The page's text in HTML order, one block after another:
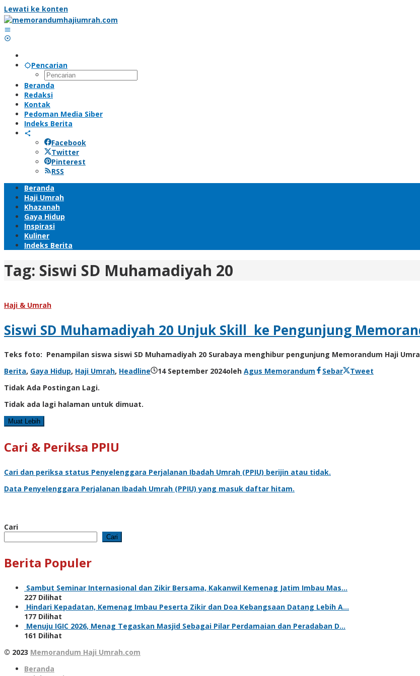
Lewati ke konten
Pencarian
Beranda
Redaksi
Kontak
Pedoman Media Siber
Indeks Berita
Facebook
Twitter
Pinterest
RSS
Beranda
Haji Umrah
Khazanah
Gaya Hidup
Inspirasi
Kuliner
Indeks Berita
Tag: Siswi SD Muhamadiyah 20
Haji & Umrah
Siswi SD Muhamadiyah 20 Unjuk Skill ke Pengunjung
Teks foto: Penampilan siswa siswi SD Muhamadiyah 20 Surabaya menghibur pengunjung Memorandum Haji
Berita, Gaya Hidup, Haji Umrah, Headline 14 September 2024oleh Agus Memorandum Sebar
Tweet
Tidak Ada Postingan Lagi.
Tidak ada lagi halaman untuk dimuat.
Muat Lebih
Cari & Periksa PPIU
Cari dan periksa status Penyelenggara Perjalanan Ibadah Umrah (PPIU) berijin atau tidak.
Data Penyelenggara Perjalanan Ibadah Umrah (PPIU) yang masuk daftar hitam.
Cari
Cari
Berita Populer
Sambut Seminar Internasional dan Zikir Bersama, Kakanwil Kemenag Jatim Imbau Mas…
227 Dilihat
Hindari Kepadatan, Kemenag Imbau Peserta Zikir dan Doa Kebangsaan Datang Lebih A…
177 Dilihat
Menuju IGIC 2026, Menag Tegaskan Masjid Sebagai Pilar Perdamaian dan Peradaban D…
161 Dilihat
© 2023 Memorandum Haji Umrah.com
Beranda